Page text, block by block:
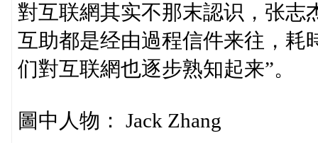
對互联網其实不那末認识，张志
互助都是经由過程信件来往，耗
们對互联網也逐步熟知起来”。
圖中人物： Jack Zhang